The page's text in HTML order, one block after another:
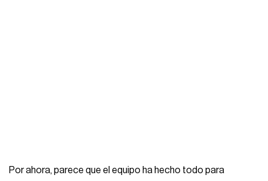
Por ahora, parece que el equipo ha hecho todo para